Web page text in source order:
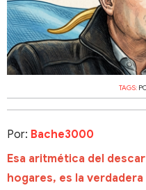
TAGS:
Por: Bache3000
Esa aritmética del
hogares, es la